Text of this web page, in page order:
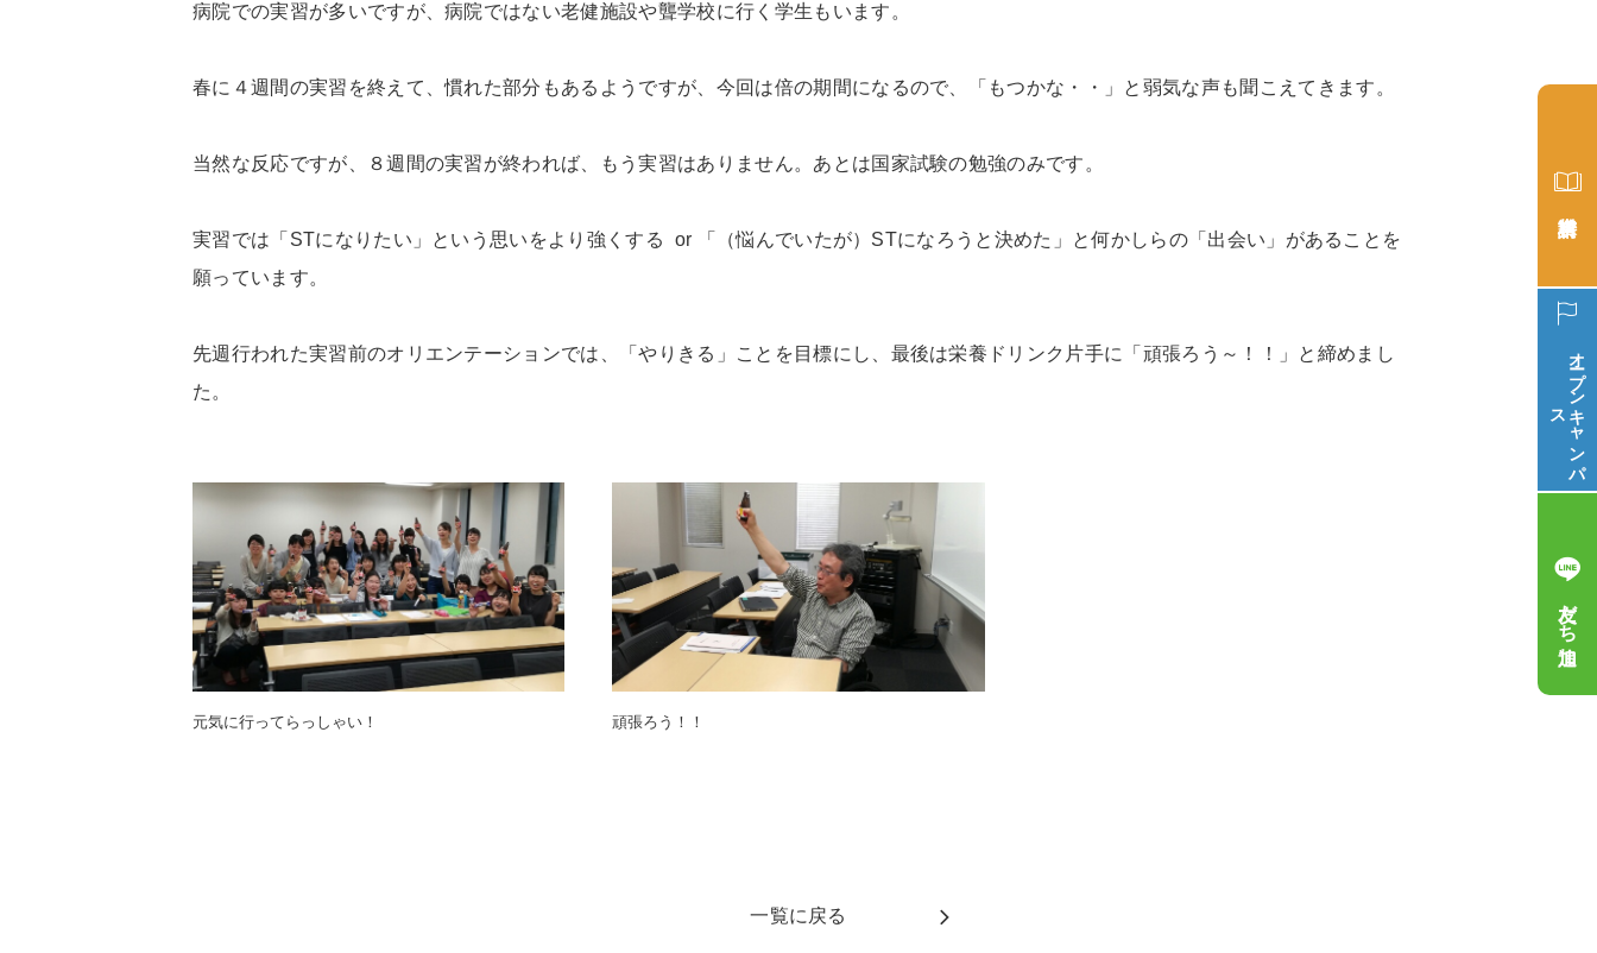
病院での実習が多いですが、病院ではない老健施設や聾学校に行く学生もいます。
春に４週間の実習を終えて、慣れた部分もあるようですが、今回は倍の期間になるので、「もつかな・・」と弱気な声も聞こえてきます。
当然な反応ですが、８週間の実習が終われば、もう実習はありません。あとは国家試験の勉強のみです。
実習では「STになりたい」という思いをより強くする or 「（悩んでいたが）STになろうと決めた」と何かしらの「出会い」があることを
願っています。
先週行われた実習前のオリエンテーションでは、「やりきる」ことを目標にし、最後は栄養ドリンク片手に「頑張ろう～！！」と締めまし
た。
元気に行ってらっしゃい！ 頑張ろう！！
一覧に戻る
オープン
キ
ャ
ン
パ
ス
友だち追加